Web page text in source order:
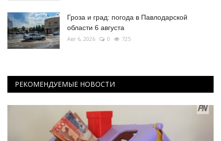
Гроза и град: погода в Павлодарской
области 6 августа
Авг 6, 2026 0 725
РЕКОМЕНДУЕМЫЕ НОВОСТИ